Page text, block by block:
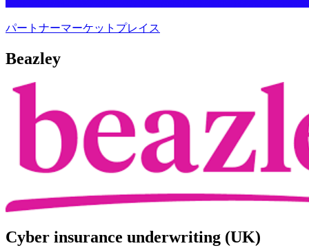
パートナーマーケットプレイス
Beazley
Cyber insurance underwriting (UK)